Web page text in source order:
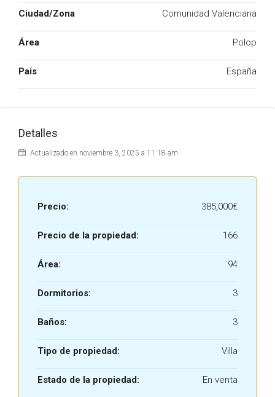
Ciudad/Zona Comunidad Valenciana
Área Polop
País España
Detalles
Actualizado en noviembre 3, 2025 a 11:18 am
Precio: 385,000€
Precio de la propiedad: 166
Área: 94
Dormitorios: 3
Baños: 3
Tipo de propiedad: Villa
Estado de la propiedad: En venta